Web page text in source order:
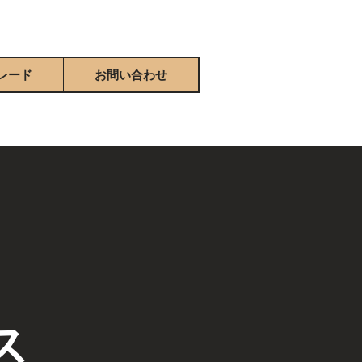
ード お問い合わせ